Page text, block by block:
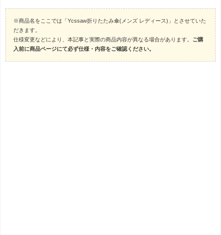
※商品名をここでは「Ycssaw折りたたみ傘(メンズ レディース)」とさせていた
だきます。
仕様変更などにより、本記事と実際の商品内容が異なる場合があります。 ご購
入前に商品ページにて必ず仕様・内容をご確認ください。